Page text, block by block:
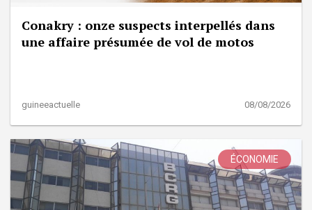
Conakry : onze suspects interpellés dans
une affaire présumée de vol de motos
guineeactuelle 08/08/2026
ÉCONOMIE